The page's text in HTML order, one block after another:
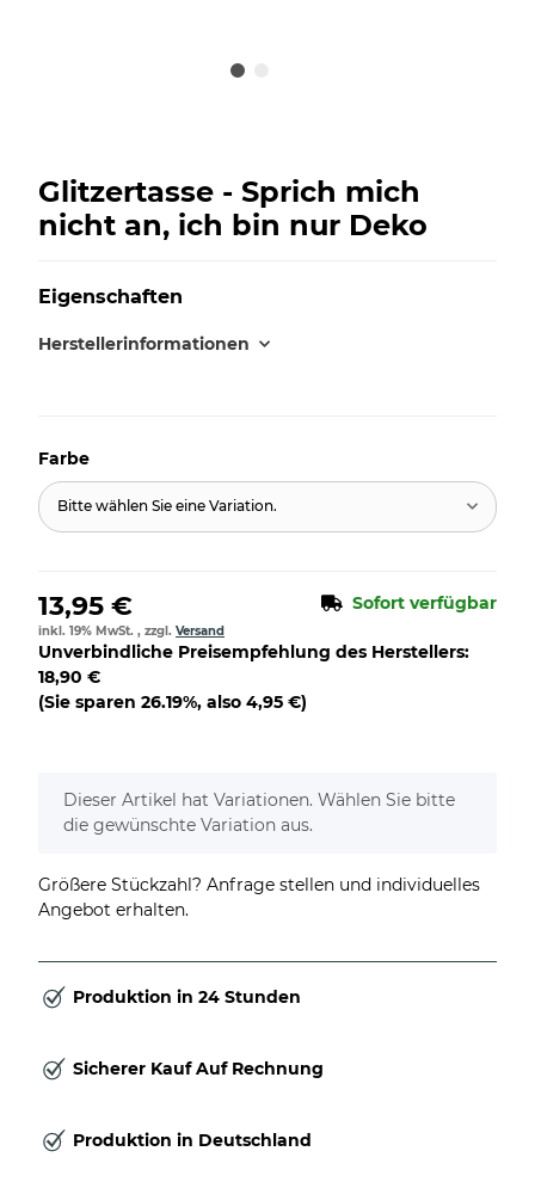
Glitzertasse - Sprich mich
nicht an, ich bin nur Deko
Eigenschaften
Herstellerinformationen
Farbe
Bitte wählen Sie eine Variation.
13,95 € Sofort verfügbar
inkl. 19% MwSt. , zzgl. Versand
Unverbindliche Preisempfehlung des Herstellers:
18,90 €
(Sie sparen 26.19%, also 4,95 €)
x
Dieser Artikel hat Variationen. Wählen Sie bitte
die gewünschte Variation aus.
Größere Stückzahl? Anfrage stellen und individuelles
Angebot erhalten.
Produktion in 24 Stunden
Sicherer Kauf Auf Rechnung
Produktion in Deutschland